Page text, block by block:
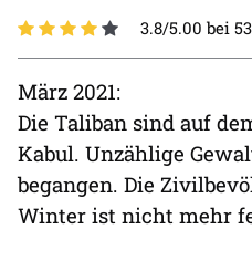
3.8/5.00 bei
März 2021:
Die Taliban sind auf
Kabul. Unzählige
begangen. Die
Winter ist nicht mehr